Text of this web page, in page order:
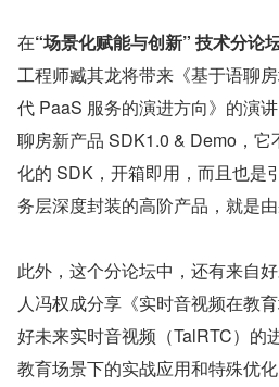
在“场景化赋能与创新” 技术分论
工程师臧其龙将带来《基于语聊
代 PaaS 服务的演进方向》的演
聊房新产品 SDK1.0 & Demo，
化的 SDK，开箱即用，而且也是
务层深度封装的高阶产品，就是
此外，这个分论坛中，还有来自
人冯权成分享《实时音视频在教
好未来实时音视频（TalRTC）的
教育场景下的实战应用和特殊优